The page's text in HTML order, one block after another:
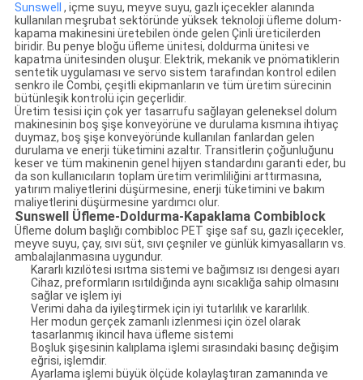
Sunswell
, içme suyu, meyve suyu, gazlı içecekler alanında
kullanılan meşrubat sektöründe yüksek teknoloji üfleme dolum-
kapama makinesini üretebilen önde gelen Çinli üreticilerden
biridir. Bu penye bloğu üfleme ünitesi, doldurma ünitesi ve
kapatma ünitesinden oluşur. Elektrik, mekanik ve pnömatiklerin
sentetik uygulaması ve servo sistem tarafından kontrol edilen
senkro ile Combi, çeşitli ekipmanların ve tüm üretim sürecinin
bütünleşik kontrolü için geçerlidir.
Üretim tesisi için çok yer tasarrufu sağlayan geleneksel dolum
makinesinin boş şişe konveyörüne ve durulama kısmına ihtiyaç
duymaz, boş şişe konveyöründe kullanılan fanlardan gelen
durulama ve enerji tüketimini azaltır. Transitlerin çoğunluğunu
keser ve tüm makinenin genel hijyen standardını garanti eder, bu
da son kullanıcıların toplam üretim verimliliğini arttırmasına,
yatırım maliyetlerini düşürmesine, enerji tüketimini ve bakım
maliyetlerini düşürmesine yardımcı olur.
Sunswell Üfleme-Doldurma-Kapaklama Combiblock
Üfleme dolum başlığı combibloc PET şişe saf su, gazlı içecekler,
meyve suyu, çay, sıvı süt, sıvı çeşniler ve günlük kimyasalların vs.
ambalajlanmasına uygundur.
Kararlı kızılötesi ısıtma sistemi ve bağımsız ısı dengesi ayarı
Cihaz, preformların ısıtıldığında aynı sıcaklığa sahip olmasını
sağlar ve işlem iyi
Verimi daha da iyileştirmek için iyi tutarlılık ve kararlılık.
Her modun gerçek zamanlı izlenmesi için özel olarak
tasarlanmış ikincil hava üfleme sistemi
Boşluk şişesinin kalıplama işlemi sırasındaki basınç değişim
eğrisi, işlemdir.
Ayarlama işlemi büyük ölçüde kolaylaştıran zamanında ve